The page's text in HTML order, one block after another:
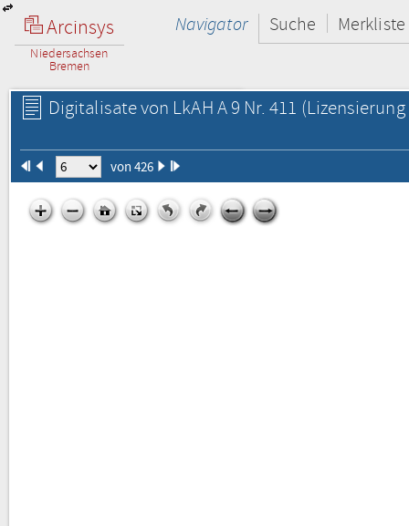
Arcinsys
Niedersachsen
Bremen
Navigator Suche Merkliste
Digitalisate von LkAH A 9 Nr. 411
von 426